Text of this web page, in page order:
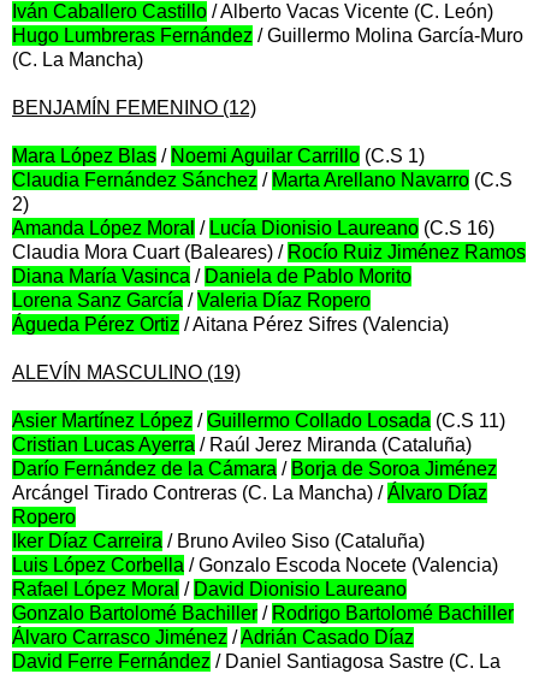
Iván Caballero Castillo / Alberto Vacas Vicente (C. León)
Hugo Lumbreras Fernández / Guillermo Molina García-Muro
(C. La Mancha)
BENJAMÍN FEMENINO (12)
Mara López Blas / Noemi Aguilar Carrillo (C.S 1)
Claudia Fernández Sánchez / Marta Arellano Navarro (C.S
2)
Amanda López Moral / Lucía Dionisio Laureano (C.S 16)
Claudia Mora Cuart (Baleares) / Rocío Ruiz Jiménez Ramos
Diana María Vasinca / Daniela de Pablo Morito
Lorena Sanz García /Valeria Díaz Ropero
Águeda Pérez Ortiz / Aitana Pérez Sifres (Valencia)
ALEVÍN MASCULINO (19)
Asier Martínez López /Guillermo Collado Losada (C.S 11)
Cristian Lucas Ayerra / Raúl Jerez Miranda (Cataluña)
Darío Fernández de la Cámara / Borja de Soroa Jiménez
Arcángel Tirado Contreras (C. La Mancha) /Álvaro Díaz
Ropero
Iker Díaz Carreira / Bruno Avileo Siso (Cataluña)
Luis López Corbella / Gonzalo Escoda Nocete (Valencia)
Rafael López Moral / David Dionisio Laureano
Gonzalo Bartolomé Bachiller / Rodrigo Bartolomé Bachiller
Álvaro Carrasco Jiménez /Adrián Casado Díaz
David Ferre Fernández / Daniel Santiagosa Sastre (C. La